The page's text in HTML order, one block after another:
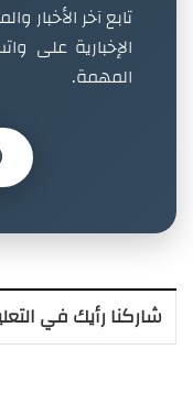
تابع آخر الأخبار
الإخبارية على
المهمة.
شاركنا رأيك في